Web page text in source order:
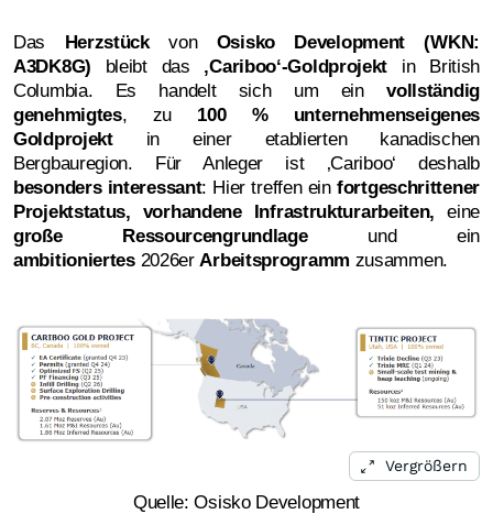
Das Herzstückvon Osisko Development (WKN:
A3DK8G) bleibt das ‚Cariboo‘-Goldprojekt in British
Columbia. Es handelt sich um einvollständig
genehmigtes, zu 100 % unternehmenseigenes
Goldprojektin einer etablierten kanadischen
Bergbauregion. Für Anleger ist ‚Cariboo‘ deshalb
besonders interessant: Hier treffen einfortgeschrittener
Projektstatus, vorhandene Infrastrukturarbeiten, eine
große Ressourcengrundlageund ein
ambitioniertes 2026erArbeitsprogramm zusammen.
Vergrößern
Quelle: Osisko Development